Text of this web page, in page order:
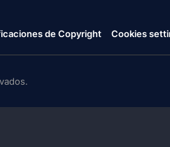
de Copyright Cookies